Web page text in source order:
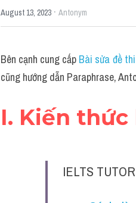
August 13, 2023 · Antonym
Bên cạnh cung cấp Bài sửa đề
cũng hướng dẫn Paraphrase,
I. Kiến thức
IELTS